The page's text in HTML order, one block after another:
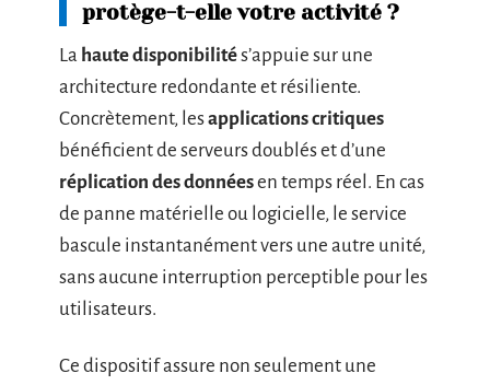
protège-t-elle votre activité ?
La haute disponibilités’appuie sur une
architecture redondante et résiliente.
Concrètement, lesapplications critiques
bénéficient de serveurs doublés et d’une
réplication des donnéesen temps réel. En cas
de panne matérielle ou logicielle, le service
bascule instantanément vers une autre unité,
sans aucune interruption perceptible pour les
utilisateurs.
Ce dispositif assure non seulement une